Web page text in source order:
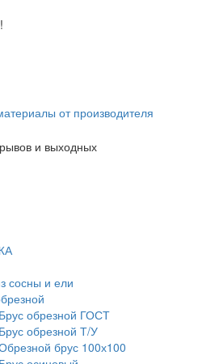
от производителя
и выходных
сосны и ели
Брус обрезной ГОСТ
Брус обрезной Т/У
брус 100х100